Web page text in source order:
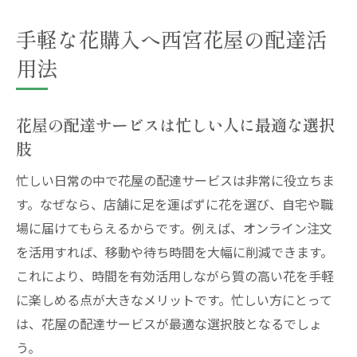
花屋の配達で叶う西宮エリアの快適な花選び
花屋の配達は西宮エリアで快適な花選びに
送料無料で花屋のラインナップを幅広く楽
観葉植物も配達無料で手軽に取り入れるコ
ツ
花屋の配達を活用したおしゃれな部屋作り
提案
花屋選びで配達サービスを重視するべき理
由
送料無料を活用した西宮市花屋の新常識
手軽な花購入へ西宮花屋の配達活
用法
花屋の配達サービスは忙しい人に最適な選択
肢
忙しい日常の中で花屋の配達サービスは非常に役立ちま
す。なぜなら、店舗に足を運ばずに花を選び、自宅や職
場に届けてもらえるからです。例えば、オンライン注文
を活用すれば、移動や待ち時間を大幅に削減できます。
これにより、時間を有効活用しながら質の高い花を手軽
に楽しめる点が大きなメリットです。忙しい方にとって
は、花屋の配達サービスが最適な選択肢となるでしょ
う。